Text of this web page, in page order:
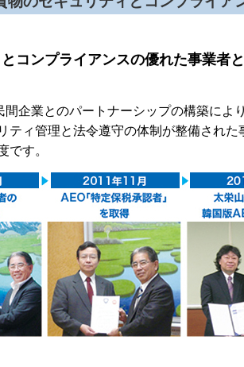
コンプライアンスの優れた事業者
企業とのパートナーシップの構築によ
ティ管理と法令遵守の体制が整備され
です。